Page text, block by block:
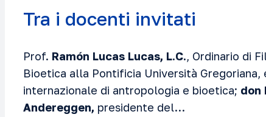
Tra i docenti invitati
Prof. Ramón Lucas Lucas, L.C., Ordinario di
Bioetica alla Pontificia Università Gregoriana,
internazionale di antropologia e bioetica; don
Andereggen, presidente del…